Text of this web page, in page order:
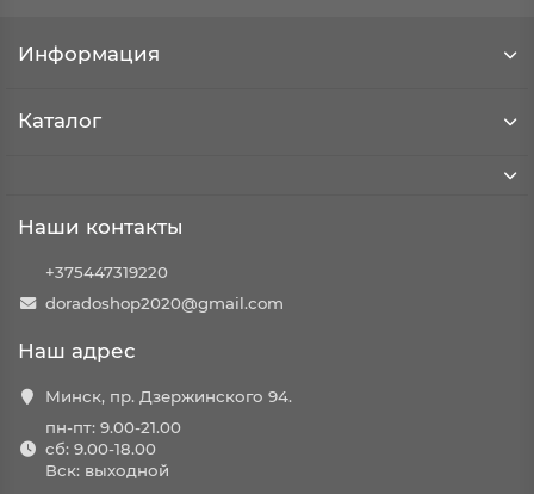
Информация
Каталог
Наши контакты
+375447319220
doradoshop2020@gmail.com
Наш адрес
Минск, пр. Дзержинского 94.
пн-пт: 9.00-21.00
сб: 9.00-18.00
Вск: выходной